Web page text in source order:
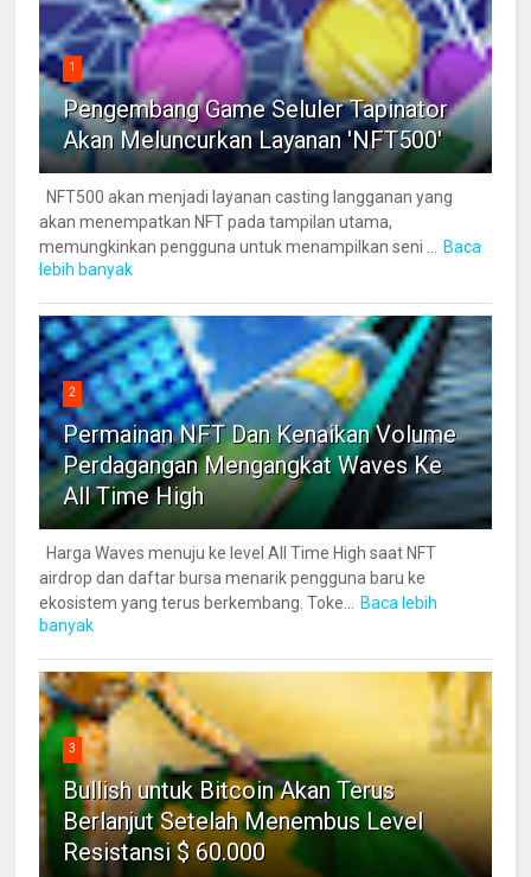
1
Pengembang Game Seluler Tapinator
Akan Meluncurkan Layanan 'NFT500'
NFT500 akan menjadi layanan casting langganan yang
akan menempatkan NFT pada tampilan utama,
memungkinkan pengguna untuk menampilkan seni ...
Baca
lebih banyak
2
Permainan NFT Dan Kenaikan Volume
Perdagangan Mengangkat Waves Ke
All Time High
Harga Waves menuju ke level All Time High saat NFT
airdrop dan daftar bursa menarik pengguna baru ke
ekosistem yang terus berkembang. Toke...
Baca lebih
banyak
3
Bullish untuk Bitcoin Akan Terus
Berlanjut Setelah Menembus Level
Resistansi $ 60.000